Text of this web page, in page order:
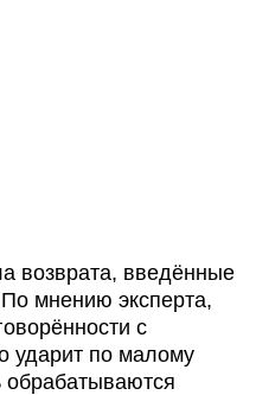
возврата, введённые
мнению эксперта,
с
ударит по малому
обрабатываются